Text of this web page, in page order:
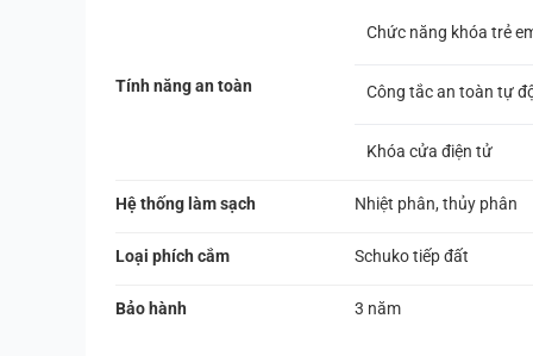
Tính năng an toàn
Chức năng khóa trẻ
Công tắc an toàn tự
Khóa cửa điện tử
Hệ thống làm sạch Nhiệt phân, thủy phân
Loại phích cắm Schuko tiếp đất
Bảo hành 3 năm